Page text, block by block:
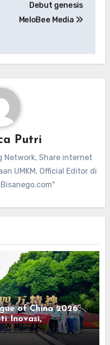
Debut genesis
MeloBee Media
Putri
Network, Share internet
UMKM, Official Editor di
of China 2026”
Inovasi,